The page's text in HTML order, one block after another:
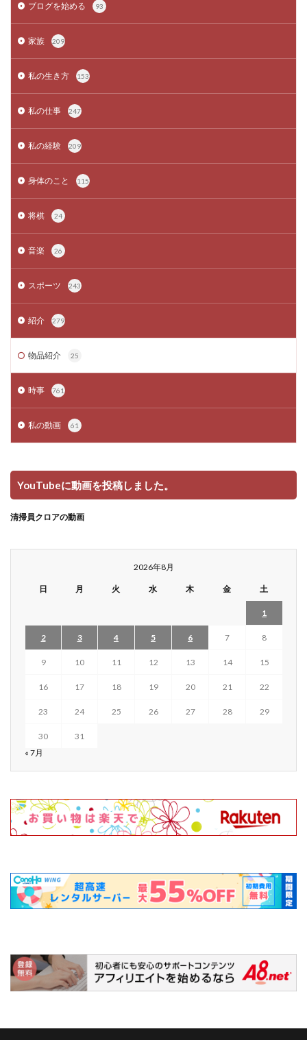
ブログを始める 93
家族 209
私の生き方 153
私の仕事 247
私の経験 209
身体のこと 115
将棋 24
音楽 26
スポーツ 243
紹介 279
物品紹介 25
時事 761
私の動画 61
YouTubeに動画を投稿しました。
清掃員クロアの動画
2026年8月
日 月 火 水 木 金 土
1
2 3 4 5 6 7 8
9 10 11 12 13 14 15
16 17 18 19 20 21 22
23 24 25 26 27 28 29
30
31
« 7月